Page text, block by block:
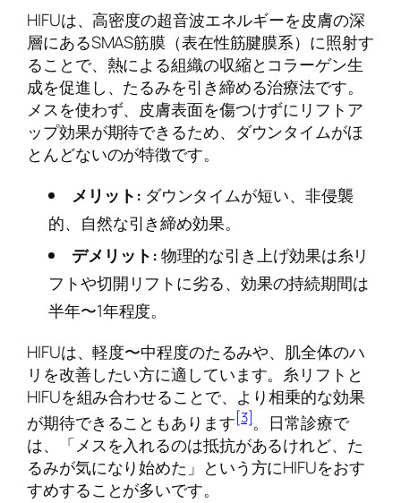
HIFUは、高密度の超音波エネルギーを皮膚の深
層にあるSMAS筋膜（表在性筋腱膜系）に照射す
ることで、熱による組織の収縮とコラーゲン生
成を促進し、たるみを引き締める治療法です。
メスを使わず、皮膚表面を傷つけずにリフトア
ップ効果が期待できるため、ダウンタイムがほ
とんどないのが特徴です。
メリット: ダウンタイムが短い、非侵襲
的、自然な引き締め効果。
デメリット:物理的な引き上げ効果は糸リ
フトや切開リフトに劣る、効果の持続期間は
半年〜1年程度。
HIFUは、軽度〜中程度のたるみや、肌全体のハ
リを改善したい方に適しています。糸リフトと
HIFUを組み合わせることで、より相乗的な効果
が期待できることもあります[3]。日常診療で
は、「メスを入れるのは抵抗があるけれど、た
るみが気になり始めた」という方にHIFUをおす
すめすることが多いです。